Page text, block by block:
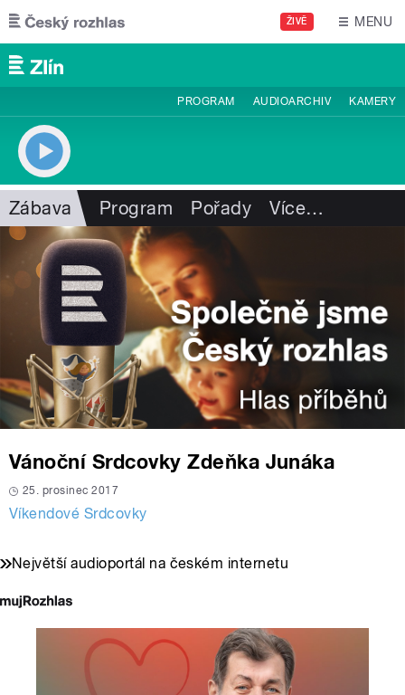
Přejít k hlavnímu obsahu
ŽIVĚ MENU
PROGRAM AUDIOARCHIV KAMERY
Zábava Program Pořady Více…
Vánoční Srdcovky Zdeňka Junáka
25. prosinec 2017
Víkendové Srdcovky
Největší audioportál na českém internetu